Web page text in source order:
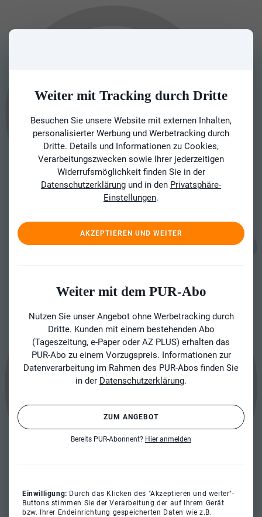
Weiter mit Tracking durch Dritte
Besuchen Sie unsere Website mit externen Inhalten,
personalisierter Werbung und Werbetracking durch
Dritte. Details und Informationen zu Cookies,
Verarbeitungszwecken sowie Ihrer jederzeitigen
Widerrufsmöglichkeit finden Sie in der
Datenschutzerklärung und in den Privatsphäre-
Einstellungen.
AKZEPTIEREN UND WEITER
Weiter mit dem PUR-Abo
Nutzen Sie unser Angebot ohne Werbetracking durch
Dritte. Kunden mit einem bestehenden Abo
(Tageszeitung, e-Paper oder AZ PLUS) erhalten das
PUR-Abo zu einem Vorzugspreis. Informationen zur
Datenverarbeitung im Rahmen des PUR-Abos finden Sie
in der Datenschutzerklärung.
ZUM ANGEBOT
Bereits PUR-Abonnent? Hier anmelden
Einwilligung: Durch das Klicken des "Akzeptieren und weiter"-
Buttons stimmen Sie der Verarbeitung der auf Ihrem Gerät
bzw. Ihrer Endeinrichtung gespeicherten Daten wie z.B.